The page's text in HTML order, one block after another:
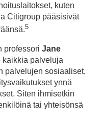
kuten
Citigroup pääsisivät
5
professori Jane
kaikkia palveluja
palvelujen sosiaaliset,
ynnä
Siten ihmisetkin
tai yhteisönsä